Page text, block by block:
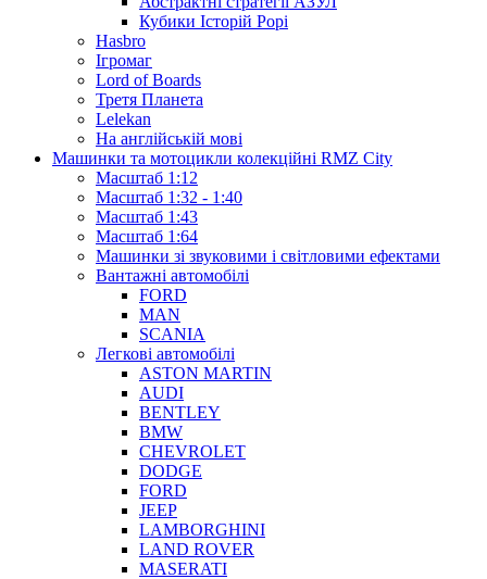
Кубики Історій Рорі
Hasbro
Ігромаг
Lord of Boards
Третя Планета
Lelekan
На англійській мові
Машинки та мотоцикли колекційні RMZ City
Масштаб 1:12
Масштаб 1:32 - 1:40
Масштаб 1:43
Масштаб 1:64
Машинки зі звуковими і світловими ефектами
Вантажні автомобілі
FORD
MAN
SCANIA
Легкові автомобілі
ASTON MARTIN
AUDI
BENTLEY
BMW
CHEVROLET
DODGE
FORD
JEEP
LAMBORGHINI
LAND ROVER
MASERATI